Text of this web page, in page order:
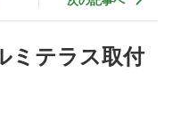
ミテラス取付